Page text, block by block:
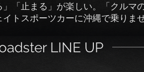
」「止まる」が楽しい。「クル
トスポーツカーに沖縄で乗りま
LINE UP